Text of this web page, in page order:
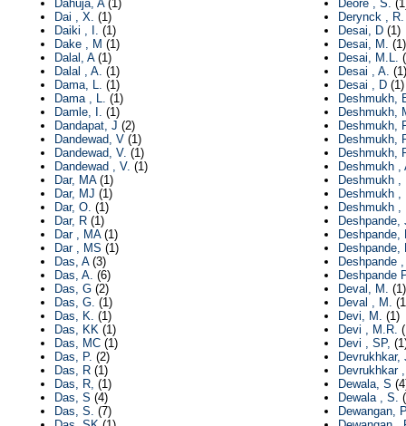
Dahuja, A(1)
Dai , X. (1)
Daiki , I. (1)
Dake , M (1)
Dalal, A(1)
Dalal , A. (1)
Dama, L. (1)
Dama , L. (1)
Damle, I. (1)
Dandapat, J (2)
Dandewad, V(1)
Dandewad, V. (1)
Dandewad , V. (1)
Dar, MA(1)
Dar, MJ (1)
Dar, O. (1)
Dar, R(1)
Dar , MA(1)
Dar , MS (1)
Das, A(3)
Das, A. (6)
Das, G(2)
Das, G. (1)
Das, K. (1)
Das, KK(1)
Das, MC(1)
Das, P. (2)
Das, R(1)
Das, R, (1)
Das, S (4)
Das, S. (7)
Deore , S.
Derynck , R.
Desai, D(1)
Desai, M. (1)
Desai, M.L.
Desai , A. (1)
Desai , D(1)
Deshmukh,
Deshmukh,
Deshmukh,
Deshmukh,
Deshmukh,
Deshmukh ,
Deshmukh ,
Deshmukh ,
Deshmukh ,
Deshpande,
Deshpande,
Deshpande,
Deshpande
Deshpande
Deval, M. (1)
Deval , M.
Devi, M. (1)
Devi , M.R.
Devi , SP,
Devrukhkar,
Devrukhkar
Dewala, S
Dewala , S.
Dewangan,